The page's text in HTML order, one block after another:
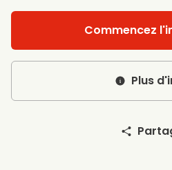
Commencez
Plus